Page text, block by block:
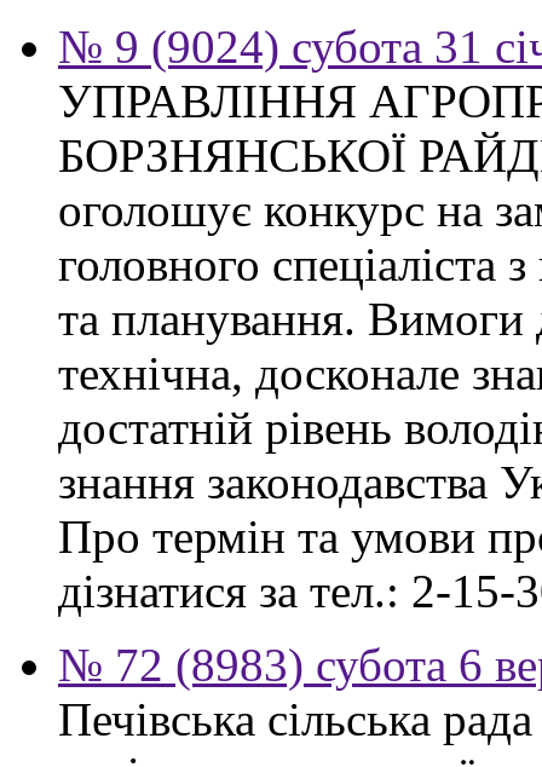
№ 9 (9024) субота 31
УПРАВЛІННЯ
БОРЗНЯНСЬКОЇ
оголошує конкурс на
головного спеціаліста
та планування. Вимоги
технічна, досконале
достатній рівень
знання законодавства
Про термін та умови
дізнатися за тел.: 2-
№ 72 (8983) субота 6
Печівська сільська